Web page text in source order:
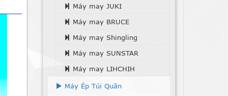
Máy may JUKI
Máy may BRUCE
Máy may Shingling
Máy may SUNSTAR
Máy may LIHCHIH
Máy Ép Túi Quần